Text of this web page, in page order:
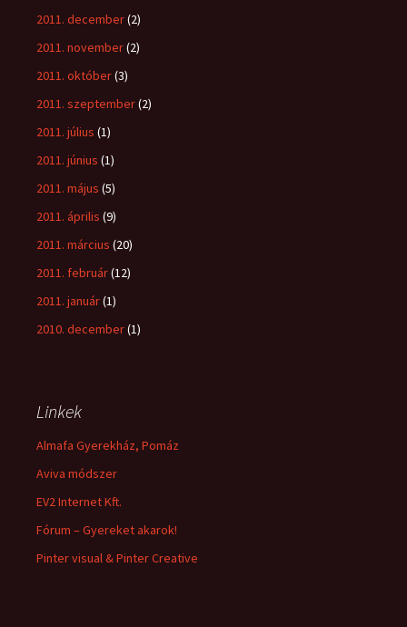
2011. december(2)
2011. november(2)
2011. október(3)
2011. szeptember(2)
2011. július (1)
2011. június (1)
2011. május (5)
2011. április (9)
2011. március (20)
2011. február(12)
2011. január(1)
2010. december(1)
Linkek
Almafa Gyerekház, Pomáz
Aviva módszer
EV2 Internet Kft.
Fórum – Gyereket akarok!
Pinter visual & Pinter Creative